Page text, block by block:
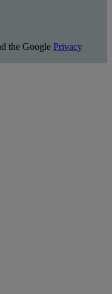
the Google Privacy